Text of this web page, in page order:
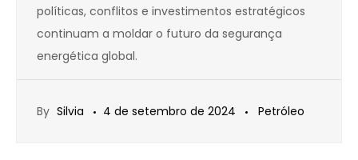
políticas, conflitos e investimentos estratégicos
continuam a moldar o futuro da segurança
energética global.
By Silvia 4 de setembro de 2024 Petróleo